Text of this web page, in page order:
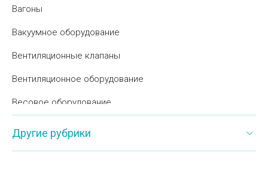
Вагоны
Вакуумное оборудование
Вентиляционные клапаны
Вентиляционное оборудование
Весовое оборудование
Вибраторы для бетона
Витрины
Другие рубрики